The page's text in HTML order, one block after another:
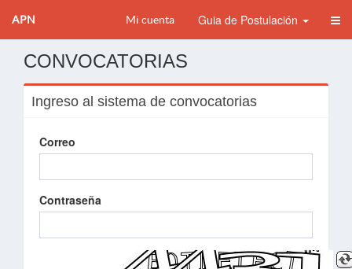
APN Mi cuenta Guia de Postulación
CONVOCATORIAS
Ingreso al sistema de convocatorias
Correo
Contraseña